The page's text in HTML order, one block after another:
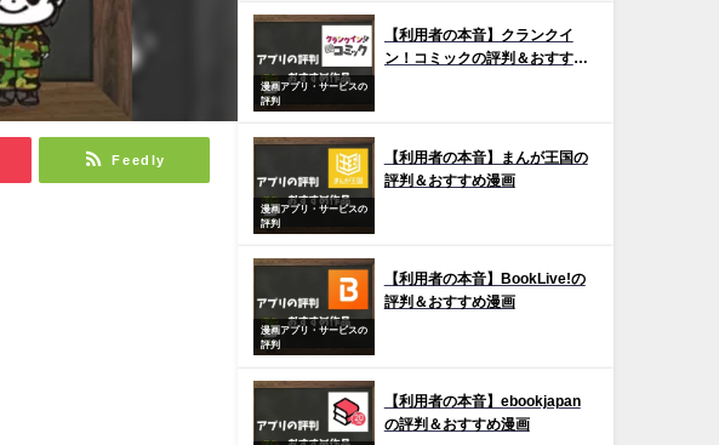
Feedly
漫画アプリ・サービスの
評判
【利用者の本音】クランクイ
ン！コミックの評判＆おすすめ
漫画アプリ・サービスの
評判
【利用者の本音】まんが王国の
評判＆おすすめ漫画
漫画アプリ・サービスの
評判
【利用者の本音】BookLive!の
評判＆おすすめ漫画
【利用者の本音】ebookjapan
の評判＆おすすめ漫画